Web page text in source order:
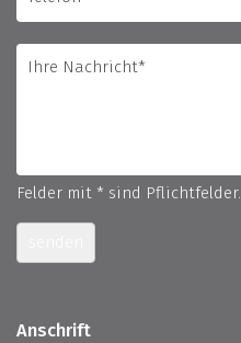
Felder mit * sind Pflichtfelder.
Anschrift